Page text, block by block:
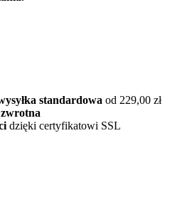
standardowa od 229,00 zł
dzięki certyfikatowi SSL